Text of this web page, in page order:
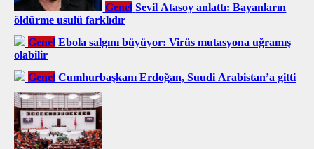
Genel Sevil Atasoy anlattı: Bayanların
öldürme usulü farklıdır
Genel Ebola salgını büyüyor: Virüs mutasyona uğramış
olabilir
Genel Cumhurbaşkanı Erdoğan, Suudi Arabistan’a gitti